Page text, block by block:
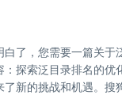
白了，您需要一篇关于
：探索泛目录排名的优
了新的挑战和机遇。搜